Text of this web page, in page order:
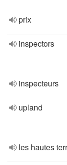
prix
inspectors
inspecteurs
upland
les hautes